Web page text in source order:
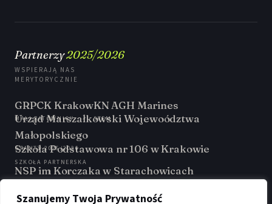
Szanujemy Twoja Prywatność
Partnerzy2025/2026
WSPIERAJĄ NAS
MERYTORYCZNIE
GRPCK Krakow
MALI RATOWNICY
KN AGH Marines
STEM
Urząd Marszałkowski Wojewoództwa
Małopolskiego
GRANTY 2025/2026
Szkoła Podstawowa nr 106 w Krakowie
SZKOŁA PARTNERSKA
NSP im Korczaka w Starachowicach
GirsGetSET